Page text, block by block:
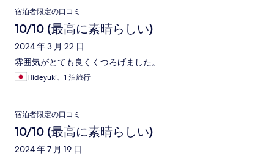
口
コ
ミ
宿泊者限定の口コミ
10/10 (最高に素晴らしい)
2024 年 3 月 22 日
雰囲気がとても良くくつろげました。
Hideyuki、1 泊旅行
宿泊者限定の口コミ
10/10 (最高に素晴らしい)
2024 年 7 月 19 日